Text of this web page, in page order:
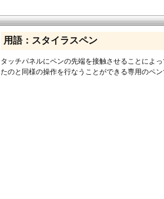
用語：スタイラスペン
タッチパネルにペンの先端を接触させることによ
たのと同様の操作を行なうことができる専用のペ